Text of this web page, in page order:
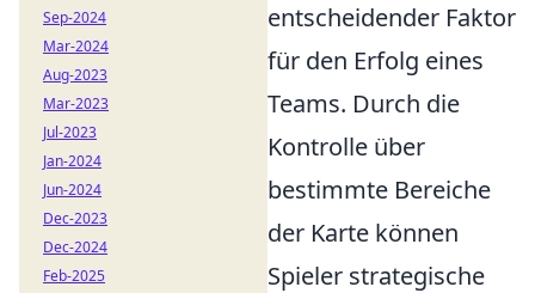
entscheidender Faktor
für den Erfolg eines
Teams. Durch die
Kontrolle über
bestimmte Bereiche
der Karte können
Spieler strategische
Sep-2024
Mar-2024
Aug-2023
Mar-2023
Jul-2023
Jan-2024
Jun-2024
Dec-2023
Dec-2024
Feb-2025